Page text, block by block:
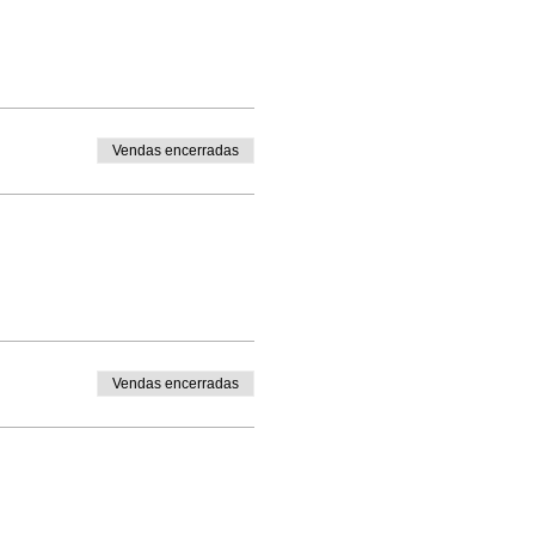
Vendas encerradas
Vendas encerradas